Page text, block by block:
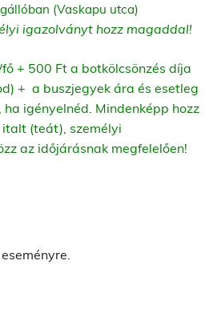
(Vaskapu utca)
igazolványt hozz magaddal!
+ 500 Ft a botkölcsönzés díja
+ a buszjegyek ára és esetleg
ha igényelnéd. Mindenképp hozz
(teát), személyi
az időjárásnak megfelelően!